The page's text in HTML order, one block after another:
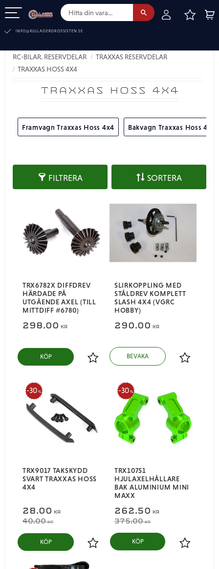
INFO@KULLAGERGROSSISTEN.SE
TRAXXAS HOSS 4X4
RC-BILAR. RESERVDELAR
TRAXXAS RESERVDELAR
TRAXXAS HOSS 4X4
Framvagn Traxxas Hoss 4x4 Bakvagn Traxxas Hoss 4x4
FILTRERA SORTERA
TRX6782X DIFFDREV
HÄRDADE PÅ
UTGÅENDE AXEL (TILL
MITTDIFF #6780)
298,00 KR
Lägg till i favoriter
KÖP
SLIRKOPPLING MED
STÅLDREV KOMPLETT
SLASH 4X4 (VGRC
HOBBY)
290,00 KR
Lägg till i
TRX9017 TAKSKYDD
SVART TRAXXAS HOSS
4X4
28,00 KR
40,00KR
30 %
Lägg till i favoriter
KÖP
TRX10751
HJULAXELHÅLLARE
BAK ALUMINIUM MINI
MAXX
262,50 KR
375,00KR
30 %
Lägg till i